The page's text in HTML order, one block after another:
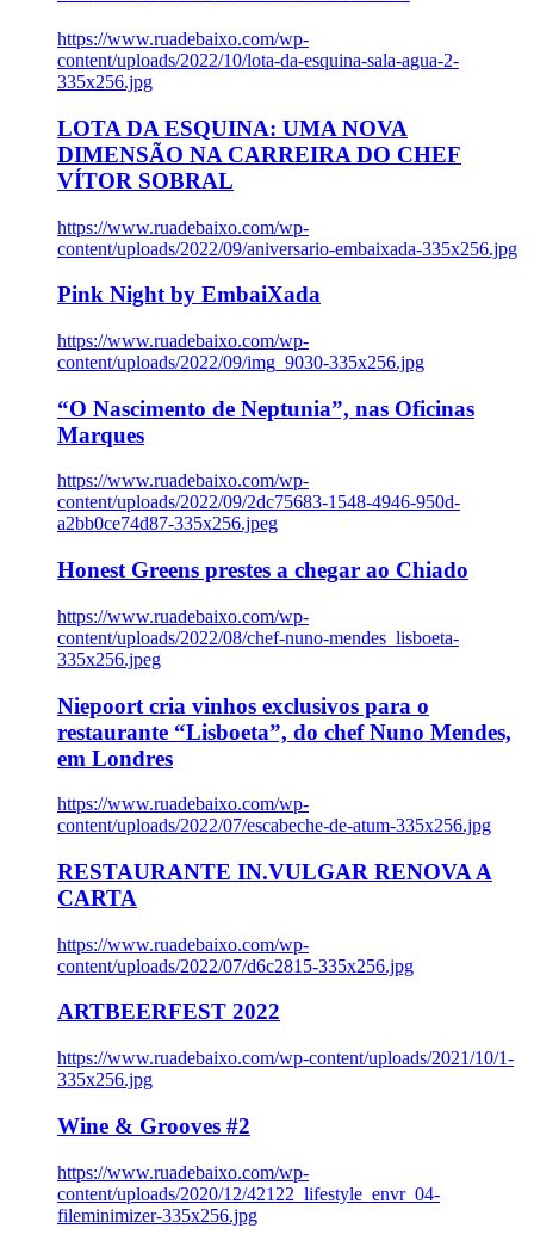
https://www.ruadebaixo.com/wp-
content/uploads/2022/10/lota-da-esquina-sala-agua-2-
335x256.jpg
LOTA DA ESQUINA: UMA NOVA
DIMENSÃO NA CARREIRA DO CHEF
VÍTOR SOBRAL
https://www.ruadebaixo.com/wp-
content/uploads/2022/09/aniversario-embaixada-335x256.jpg
Pink Night by EmbaiXada
https://www.ruadebaixo.com/wp-
content/uploads/2022/09/img_9030-335x256.jpg
“O Nascimento de Neptunia”, nas Oficinas
Marques
https://www.ruadebaixo.com/wp-
content/uploads/2022/09/2dc75683-1548-4946-950d-
a2bb0ce74d87-335x256.jpeg
Honest Greens prestes a chegar ao Chiado
https://www.ruadebaixo.com/wp-
content/uploads/2022/08/chef-nuno-mendes_lisboeta-
335x256.jpeg
Niepoort cria vinhos exclusivos para o
restaurante “Lisboeta”, do chef Nuno Mendes,
em Londres
https://www.ruadebaixo.com/wp-
content/uploads/2022/07/escabeche-de-atum-335x256.jpg
RESTAURANTE IN.VULGAR RENOVA A
CARTA
https://www.ruadebaixo.com/wp-
content/uploads/2022/07/d6c2815-335x256.jpg
ARTBEERFEST 2022
https://www.ruadebaixo.com/wp-content/uploads/2021/10/1-
335x256.jpg
Wine & Grooves #2
https://www.ruadebaixo.com/wp-
content/uploads/2020/12/42122_lifestyle_envr_04-
fileminimizer-335x256.jpg